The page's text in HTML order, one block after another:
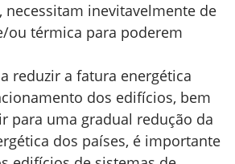
necessitam inevitavelmente de
ou térmica para poderem
reduzir a fatura energética
dos edifícios, bem
para uma gradual redução da
dos países, é importante